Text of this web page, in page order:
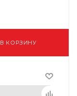
В КОРЗИНУ